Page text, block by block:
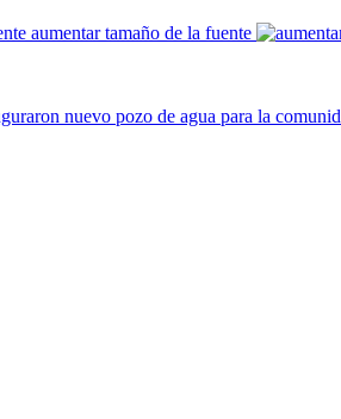
aumentar tamaño de la fuente